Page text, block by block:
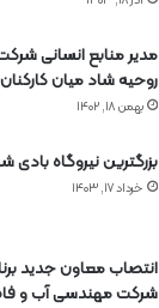
مدیر منابع انسانی شرکت
روحیه شاد میان
بهمن ۱۸, ۱۴۰۲
بزرگترین نیروگاه
خرداد ۱۷, ۱۴۰۳
انتصاب معاون جدید
شرکت مهندسی آب و